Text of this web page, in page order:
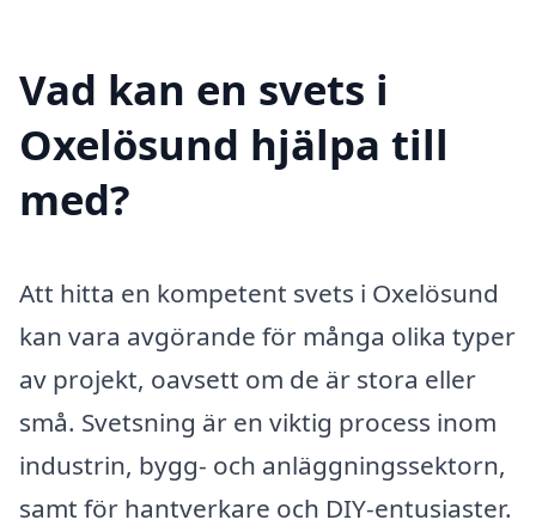
Vad kan en svets i
Oxelösund hjälpa till
med?
Att hitta en kompetent svets i Oxelösund
kan vara avgörande för många olika typer
av projekt, oavsett om de är stora eller
små. Svetsning är en viktig process inom
industrin, bygg- och anläggningssektorn,
samt för hantverkare och DIY-entusiaster.